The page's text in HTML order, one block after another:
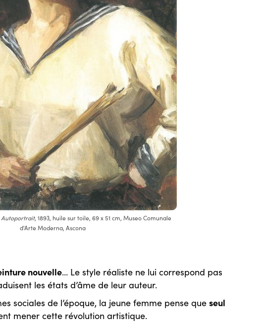
Autoportrait, 1893, huile sur toile, 69 x 51 cm, Museo Comunale
d'Arte Moderna, Ascona
nouvelle… Le style réaliste ne lui correspond pas
les états d’âme de leur auteur.
sociales de l’époque, la jeune femme pense queseul
mener cette révolution artistique.